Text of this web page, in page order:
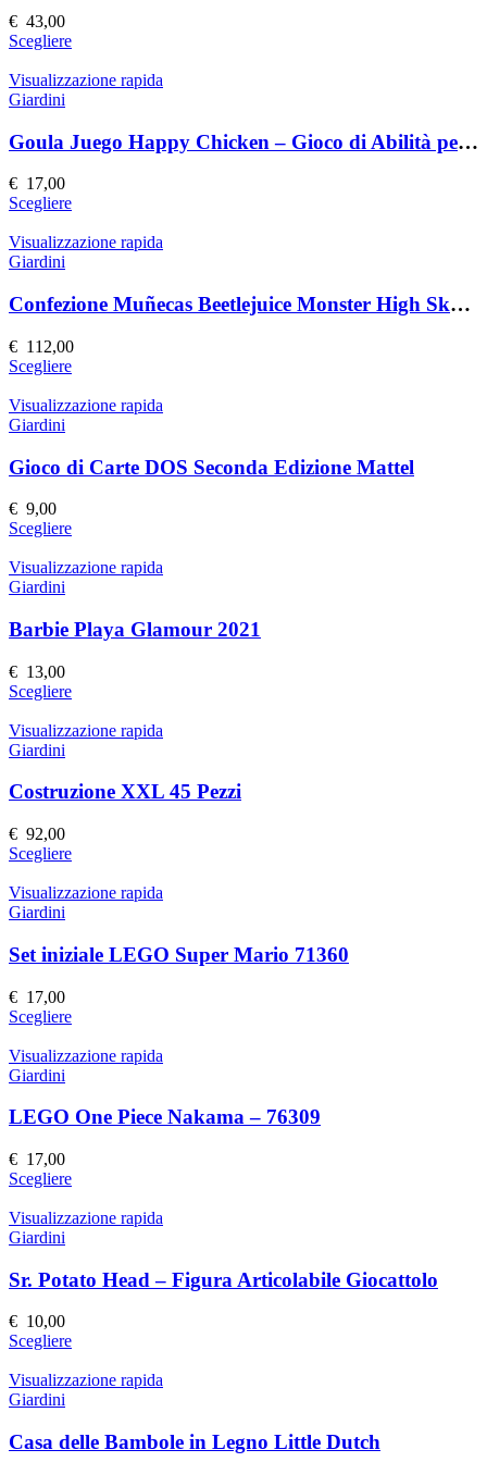
scelte
nella
pagina
prodotto
€ 43,00
ScegliereQuesto
ha
Le
opzioni
scelte
nella
pagina
prodotto
Visualizzazione rapida
Giardini
Goula Juego Happy Chicken – Gioco di Abilità per Bambini
€ 17,00
ScegliereQuesto
ha
Le
opzioni
possono
essere
scelte
nella
pagina
prodotto
Visualizzazione rapida
Giardini
Confezione Muñecas Beetlejuice Monster High Skullector
€ 112,00
ScegliereQuesto
ha
Le
opzioni
scelte
nella
pagina
prodotto
Visualizzazione rapida
Giardini
Gioco di Carte DOS Seconda Edizione Mattel
€ 9,00
ScegliereQuesto
ha
Le
opzioni
scelte
nella
pagina
prodotto
Visualizzazione rapida
Giardini
Barbie Playa Glamour 2021
€ 13,00
ScegliereQuesto
ha
Le
scelte
nella
pagina
prodotto
Visualizzazione rapida
Giardini
Costruzione XXL 45 Pezzi
€ 92,00
ScegliereQuesto
ha
Le
opzioni
scelte
nella
pagina
prodotto
Visualizzazione rapida
Giardini
Set iniziale LEGO Super Mario 71360
€ 17,00
ScegliereQuesto
ha
Le
scelte
nella
pagina
prodotto
Visualizzazione rapida
Giardini
LEGO One Piece Nakama – 76309
€ 17,00
ScegliereQuesto
ha
Le
opzioni
scelte
nella
pagina
prodotto
Visualizzazione rapida
Giardini
Sr. Potato Head – Figura Articolabile Giocattolo
€ 10,00
ScegliereQuesto
ha
Le
opzioni
Visualizzazione rapida
Giardini
Casa delle Bambole in Legno Little Dutch